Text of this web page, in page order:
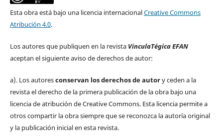
Esta obra está bajo una licencia internacionalCreative Commons
Atribución 4.0.
Los autores que publiquen en la revista VinculaTégica EFAN
aceptan el siguiente aviso de derechos de autor:
a). Los autoresconservan los derechos de autory ceden a la
revista el derecho de la primera publicación de la obra bajo una
licencia de atribución de Creative Commons. Esta licencia permite a
otros compartir la obra siempre que se reconozca la autoría original
y la publicación inicial en esta revista.